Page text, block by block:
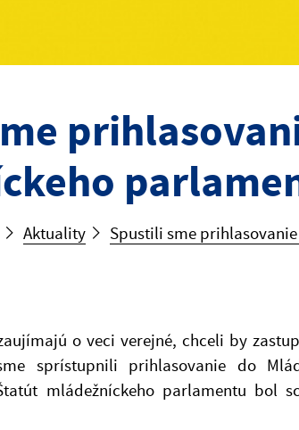
Aktuality Spustili sme
o veci verejné, chceli by
sprístupnili prihlasovanie do
mládežníckeho parlamentu bol